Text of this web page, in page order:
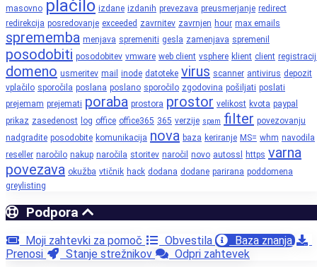
masovno plačilo izdane izdanih prevezava preusmerjanje redirect
redirekcija posredovanje exceeded zavrnitev zavrnjen hour max emails
sprememba menjava spremeniti gesla zamenjava spremenil
posodobiti posodobitev vmware web client vsphere klient client
domeno usmeritev mail inode datoteke virus scanner antivirus depozit
vplačilo sporočila poslana poslano sporočilo zgodovina pošiljati poslati
prejemam prejemati poraba prostora prostor velikost kvota paypal
prikaz zasedenost log office office365 365 verzije spam filter povezovanju
nadgradite posodobite komunikacija nova baza keriranje MS= whm navodila
reseller naročilo nakup naročila storitev naročil novo autossl https varna
povezava okužba vtičnik hack dodana dodane parirana poddomena
greylisting
Podpora
Moji zahtevki za pomoč Obvestila
Baza znanja
Prenosi
Stanje strežnikov Odpri zahtevek